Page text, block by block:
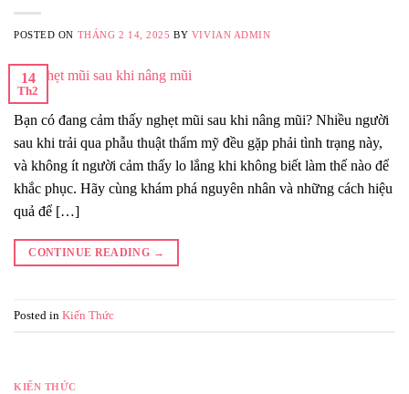
POSTED ON THÁNG 2 14, 2025 BY VIVIAN ADMIN
14
Th2
Bạn có đang cảm thấy nghẹt mũi sau khi nâng mũi? Nhiều người
sau khi trải qua phẫu thuật thẩm mỹ đều gặp phải tình trạng này,
và không ít người cảm thấy lo lắng khi không biết làm thế nào để
khắc phục. Hãy cùng khám phá nguyên nhân và những cách hiệu
quả để […]
CONTINUE READING →
Posted in Kiến Thức
KIẾN THỨC